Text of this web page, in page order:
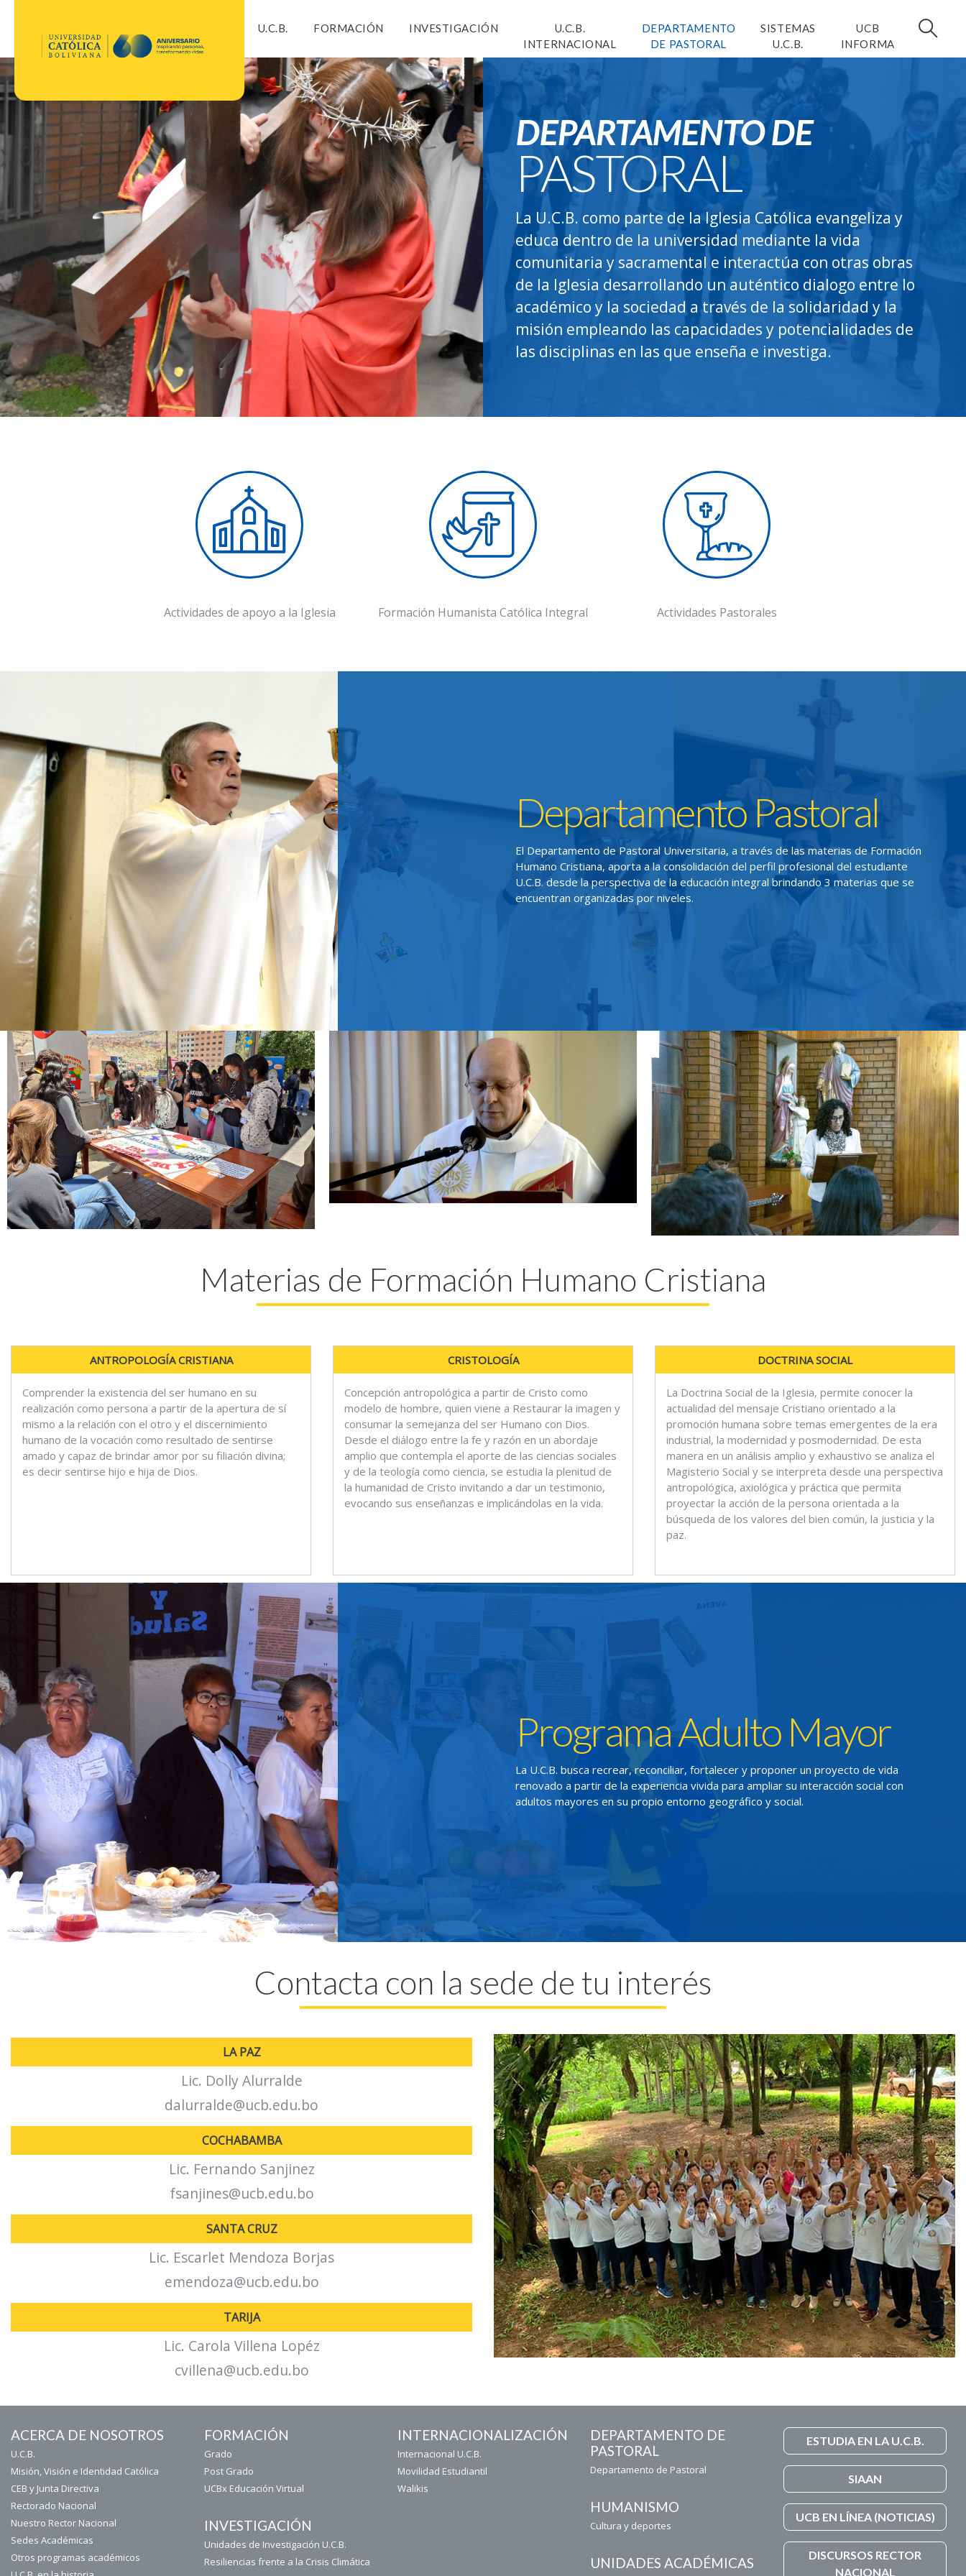
U.C.B. FORMACIÓN INVESTIGACIÓN
U.C.B.
INTERNACIONAL
DEPARTAMENTO
DE PASTORAL
SISTEMAS
U.C.B.
UCB
INFORMA
DEPARTAMENTO DE
PASTORAL
La U.C.B. como parte de la Iglesia Católica evangeliza y
educa dentro de la universidad mediante la vida
comunitaria y sacramental e interactúa con otras obras
de la Iglesia desarrollando un auténtico dialogo entre lo
académico y la sociedad a través de la solidaridad y la
misión empleando las capacidades y potencialidades de
las disciplinas en las que enseña e investiga.
Actividades de apoyo a la Iglesia Formación Humanista Católica Integral Actividades Pastorales
Departamento Pastoral
El Departamento de Pastoral Universitaria, a través de las materias de Formación
Humano Cristiana, aporta a la consolidación del perfil profesional del estudiante
U.C.B. desde la perspectiva de la educación integral brindando 3 materias que se
encuentran organizadas por niveles.
Materias de Formación Humano Cristiana
ANTROPOLOGÍA CRISTIANA
Comprender la existencia del ser humano en su
realización como persona a partir de la apertura de sí
mismo a la relación con el otro y el discernimiento
humano de la vocación como resultado de sentirse
amado y capaz de brindar amor por su filiación divina;
es decir sentirse hijo e hija de Dios.
CRISTOLOGÍA
Concepción antropológica a partir de Cristo como
modelo de hombre, quien viene a Restaurar la imagen y
consumar la semejanza del ser Humano con Dios.
Desde el diálogo entre la fe y razón en un abordaje
amplio que contempla el aporte de las ciencias sociales
y de la teología como ciencia, se estudia la plenitud de
la humanidad de Cristo invitando a dar un testimonio,
evocando sus enseñanzas e implicándolas en la vida.
DOCTRINA SOCIAL
La Doctrina Social de la Iglesia, permite conocer la
actualidad del mensaje Cristiano orientado a la
promoción humana sobre temas emergentes de la era
industrial, la modernidad y posmodernidad. De esta
manera en un análisis amplio y exhaustivo se analiza el
Magisterio Social y se interpreta desde una perspectiva
antropológica, axiológica y práctica que permita
proyectar la acción de la persona orientada a la
búsqueda de los valores del bien común, la justicia y la
paz.
Programa Adulto Mayor
La U.C.B. busca recrear, reconciliar, fortalecer y proponer un proyecto de vida
renovado a partir de la experiencia vivida para ampliar su interacción social con
adultos mayores en su propio entorno geográfico y social.
Contacta con la sede de tu interés
LA PAZ
Lic. Dolly Alurralde
dalurralde@ucb.edu.bo
COCHABAMBA
Lic. Fernando Sanjinez
fsanjines@ucb.edu.bo
SANTA CRUZ
Lic. Escarlet Mendoza Borjas
emendoza@ucb.edu.bo
TARIJA
Lic. Carola Villena Lopéz
cvillena@ucb.edu.bo
ACERCA DE NOSOTROS
U.C.B.
Misión, Visión e Identidad Católica
CEB y Junta Directiva
Rectorado Nacional
Nuestro Rector Nacional
Sedes Académicas
Otros programas académicos
FORMACIÓN
Grado
Post Grado
UCBx Educación Virtual
INVESTIGACIÓN
Unidades de Investigación U.C.B.
Resiliencias frente a la Crisis Climática
INTERNACIONALIZACIÓN
Internacional U.C.B.
Movilidad Estudiantil
Walikis
DEPARTAMENTO DE
PASTORAL
Departamento de Pastoral
HUMANISMO
Cultura y deportes
UNIDADES ACADÉMICAS
ESTUDIA EN LA U.C.B.
SIAAN
UCB EN LÍNEA (NOTICIAS)
DISCURSOS RECTOR
NACIONAL